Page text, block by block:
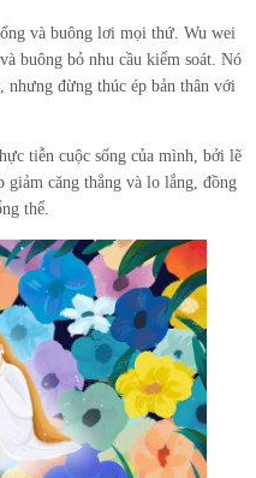
và buông lơi mọi thứ. Wu wei
buông bỏ nhu cầu kiểm soát. Nó
nhưng đừng thúc ép bản thân với
tiễn cuộc sống của mình, bởi lẽ
giảm căng thẳng và lo lắng, đồng
thể.